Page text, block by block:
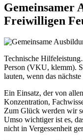
Gemeinsamer
Freiwilligen
Technische
Person (VKU, klemm).
lauten, wenn das
Ein Einsatz, der von
Konzentration,
Zum Glück werden wir
Umso wichtiger ist es,
nicht in Vergessenheit